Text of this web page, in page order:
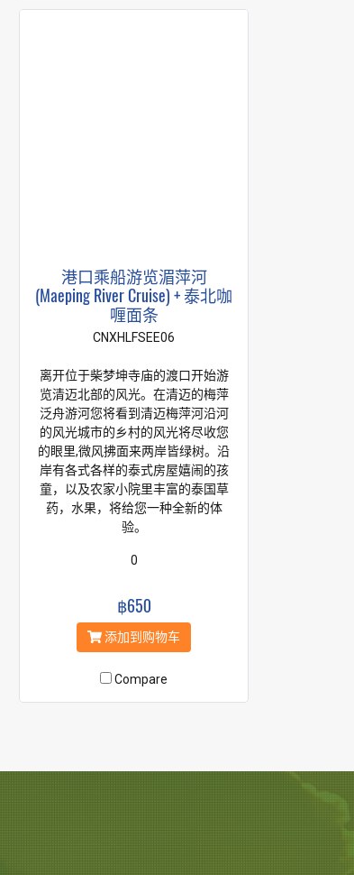
港口乘船游览湄萍河
(Maeping River Cruise) + 泰北咖
喱面条
CNXHLFSEE06
离开位于柴梦坤寺庙的渡口开始游
览清迈北部的风光。在清迈的梅萍
泛舟游河您将看到清迈梅萍河沿河
的风光城市的乡村的风光将尽收您
的眼里,微风拂面来两岸皆绿树。沿
岸有各式各样的泰式房屋嬉闹的孩
童，以及农家小院里丰富的泰国草
药，水果，将给您一种全新的体
验。
0
฿650
添加到购物车
Compare